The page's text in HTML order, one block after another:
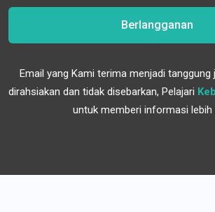
Berlangganan
Email yang Kami terima menjadi tanggung
dirahsiakan dan tidak disebarkan, Pelajari
untuk memberi informasi lebih